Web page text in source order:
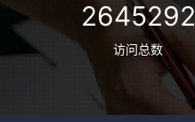
2645292
访问总数